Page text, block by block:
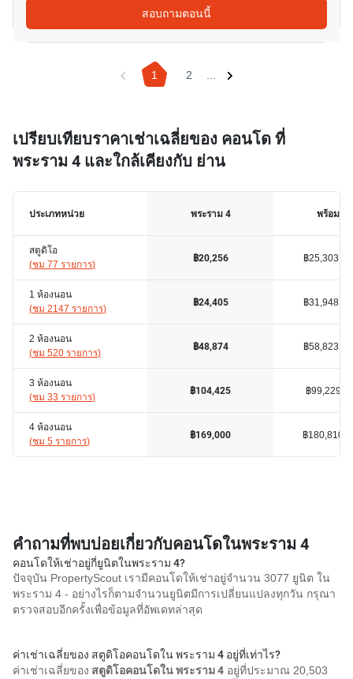
สอบถามตอนนี้
1 2 ...
เปรียบเทียบราคาเช่าเฉลี่ยของ คอนโด ที่
พระราม 4 และใกล้เคียงกับ ย่าน
ประเภทหน่วย
สตูดิโอ
(ชม 77 รายการ)
1 ห้องนอน
(ชม 2147 รายการ)
2 ห้องนอน
(ชม 520 รายการ)
3 ห้องนอน
(ชม 33 รายการ)
4 ห้องนอน
(ชม 5 รายการ)
พระราม 4
฿20,256
฿24,405
฿48,874
฿104,425
฿169,000
พร้อมพง
฿25,303
฿31,948
฿58,823
฿99,229
฿180,810
คำถามที่พบบ่อยเกี่ยวกับคอนโดในพระราม 4
คอนโดให้เช่าอยู่กี่ยูนิตในพระราม 4?
ปัจจุบัน PropertyScout เรามีคอนโดให้เช่าอยู่จำนวน 3077 ยูนิต ใน
พระราม 4 - อย่างไรก็ตามจำนวนยูนิตมีการเปลี่ยนแปลงทุกวัน กรุณา
ตรวจสอบอีกครั้งเพื่อข้อมูลที่อัพเดทล่าสุด
ค่าเช่าเฉลี่ยของ สตูดิโอคอนโดใน พระราม 4 อยู่ที่เท่าไร?
ค่าเช่าเฉลี่ยของ สตูดิโอคอนโดใน พระราม 4 อยู่ที่ประมาณ 20,503